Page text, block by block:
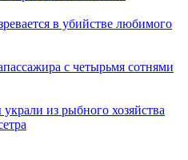
в убийстве любимого
с четырьмя сотнями
из рыбного хозяйства